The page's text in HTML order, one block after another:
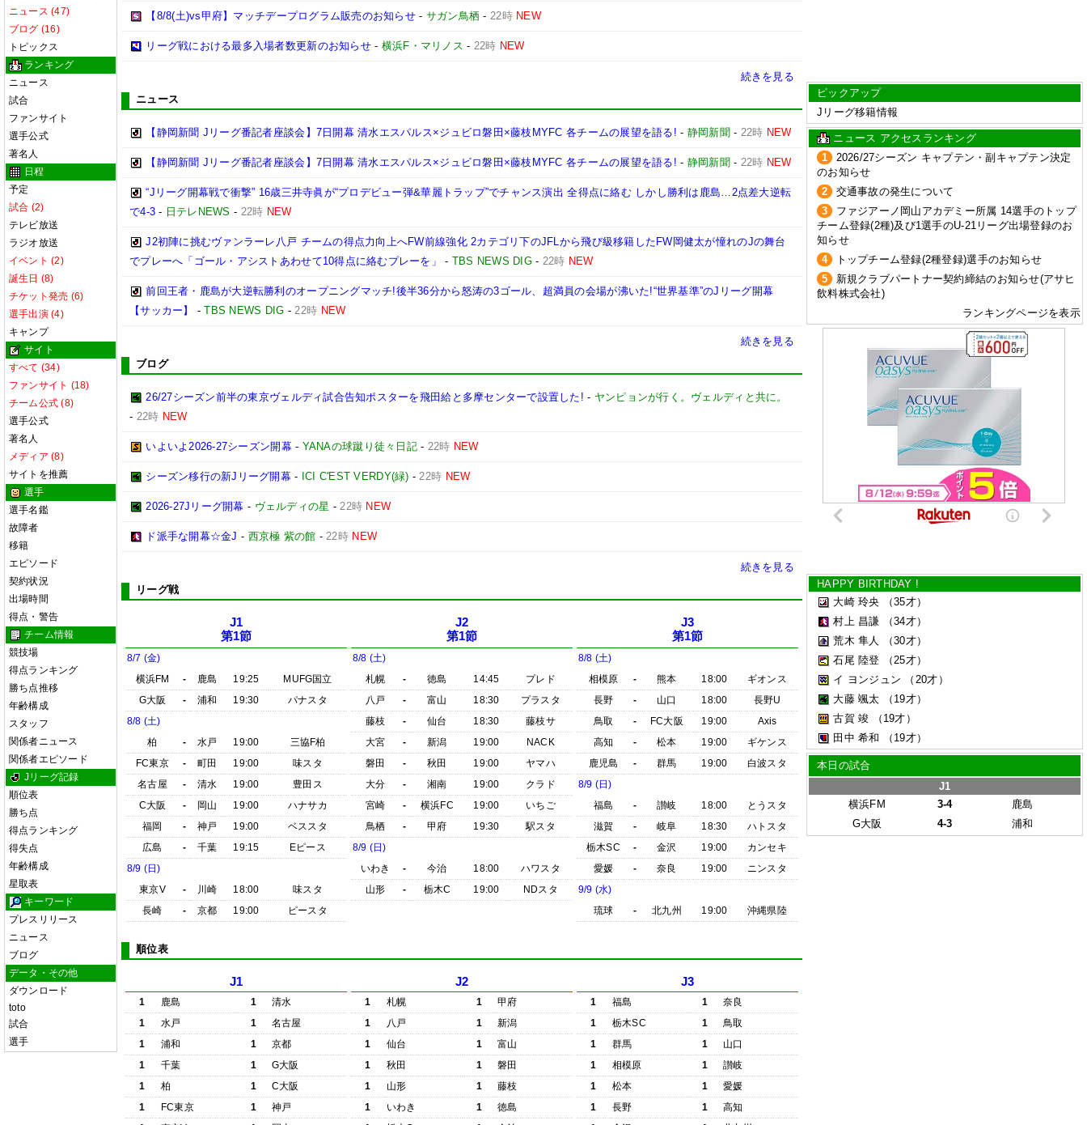
ニュース (47)
ブログ (16)
トピックス
ランキング
ニュース
試合
ファンサイト
選手公式
著名人
日程
予定
試合 (2)
テレビ放送
ラジオ放送
イベント (2)
誕生日 (8)
チケット発売 (6)
選手出演 (4)
キャンプ
サイト
すべて (34)
ファンサイト (18)
チーム公式 (8)
選手公式
著名人
メディア (8)
サイトを推薦
選手
選手名鑑
故障者
移籍
エピソード
契約状況
出場時間
得点・警告
チーム情報
競技場
得点ランキング
勝ち点推移
年齢構成
スタッフ
関係者ニュース
関係者エピソード
Jリーグ記録
順位表
勝ち点
得点ランキング
得失点
年齢構成
星取表
キーワード
プレスリリース
ニュース
ブログ
データ・その他
ダウンロード
toto
試合
選手
【8/8(土)vs甲府】マッチデープログラム販売のお知らせ - サガン鳥栖 - 22時 NEW
リーグ戦における最多入場者数更新のお知らせ- 横浜F・マリノス - 22時 NEW
続きを見る
ニュース
【静岡新聞 Jリーグ番記者座談会】7日開幕 清水エスパルス×ジュビロ磐田×藤枝MYFC 各チームの展望を語る! - 静岡新聞 - 22時 NEW
【静岡新聞 Jリーグ番記者座談会】7日開幕 清水エスパルス×ジュビロ磐田×藤枝MYFC 各チームの展望を語る! - 静岡新聞 - 22時 NEW
“Jリーグ開幕戦で衝撃” 16歳三井寺眞が“プロデビュー弾&華麗トラップ”でチャンス演出 全得点に絡む しかし勝利は鹿島…2点差大逆転
で4-3 - 日テレNEWS - 22時 NEW
J2初陣に挑むヴァンラーレ八戸 チームの得点力向上へFW前線強化 2カテゴリ下のJFLから飛び級移籍したFW岡健太が憧れのJの舞台
でプレーへ「ゴール・アシストあわせて10得点に絡むプレーを」
- TBS NEWS DIG - 22時 NEW
前回王者・鹿島が大逆転勝利のオープニングマッチ!後半36分から怒涛の3ゴール、超満員の会場が沸いた!“世界基準”のJリーグ開幕
【サッカー】
-TBS NEWS DIG -22時 NEW
続きを見る
ブログ
26/27シーズン前半の東京ヴェルディ試合告知ポスターを飛田給と多摩センターで設置した! - ヤンピョンが行く。ヴェルディと共に。
- 22時 NEW
いよいよ2026-27シーズン開幕- YANAの球蹴り徒々日記- 22時 NEW
シーズン移行の新Jリーグ開幕 - ICI C'EST VERDY(緑) -22時 NEW
2026-27Jリーグ開幕 - ヴェルディの星 -22時 NEW
ド派手な開幕☆金J - 西京極 紫の館 -22時 NEW
続きを見る
リーグ戦
J1
第1節
8/7 (金)
横浜FM
- 鹿島 19:25
MUFG国立
G大阪
- 浦和 19:30
パナスタ
8/8 (土)
柏
- 水戸 19:00
三協F柏
FC東京
- 町田 19:00
味スタ
名古屋
- 清水 19:00
豊田ス
C大阪
- 岡山 19:00
ハナサカ
福岡
- 神戸 19:00
ベススタ
広島
- 千葉 19:15
Eピース
8/9 (日)
東京V
- 川崎 18:00
味スタ
長崎
- 京都 19:00 ピースタ
J2
第1節
8/8 (土)
札幌
- 徳島 14:45
プレド
八戸
- 富山 18:30
プラスタ
藤枝
- 仙台 18:30
藤枝サ
大宮
- 新潟 19:00
NACK
磐田
- 秋田 19:00
ヤマハ
大分
- 湘南 19:00
クラド
宮崎
- 横浜FC 19:00
いちご
鳥栖
- 甲府 19:30
駅スタ
8/9 (日)
いわき
- 今治 18:00
ハワスタ
山形
- 栃木C 19:00 NDスタ
J3
第1節
8/8 (土)
相模原
- 熊本 18:00
ギオンス
長野
- 山口 18:00
長野U
鳥取
- FC大阪 19:00
Axis
高知
- 松本 19:00
ギケンス
鹿児島
- 群馬 19:00
白波スタ
8/9 (日)
福島
- 讃岐 18:00
とうスタ
滋賀
- 岐阜 18:30
ハトスタ
栃木SC
- 金沢 19:00
カンセキ
愛媛
- 奈良 19:00
ニンスタ
9/9 (水)
琉球
- 北九州 19:00 沖縄県陸
順位表
J1
1 鹿島 1
清水
1
水戸 1
名古屋
1
浦和 1
京都
1
千葉 1
G大阪
1
柏 1
C大阪
1
FC東京 1
神戸
J2
1 札幌 1
甲府
1
八戸 1
新潟
1
仙台 1
富山
1
秋田 1
磐田
1
山形 1
藤枝
1
いわき 1
徳島
J3
1 福島 1
奈良
1
栃木SC 1
鳥取
1
群馬 1
山口
1
相模原 1
讃岐
1
松本 1
愛媛
1
長野 1
高知
ピックアップ
Jリーグ移籍情報
ニュース アクセスランキング
1
2026/27シーズン キャプテン・副キャプテン決定
のお知らせ
2
交通事故の発生について
3
ファジアーノ岡山アカデミー所属 14選手のトップ
チーム登録(2種)及び1選手のU-21リーグ出場登録のお
知らせ
4
トップチーム登録(2種登録)選手のお知らせ
5
新規クラブパートナー契約締結のお知らせ(アサヒ
飲料株式会社)
ランキングページを表示
HAPPY BIRTHDAY !
大崎 玲央
（35才）
村上 昌謙
（34才）
荒木 隼人
（30才）
石尾 陸登
（25才）
イ ヨンジュン
（20才）
大藤 颯太
（19才）
古賀 竣
（19才）
田中 希和
（19才）
本日の試合
J1
横浜FM
3-4
鹿島
G大阪
4-3 浦和